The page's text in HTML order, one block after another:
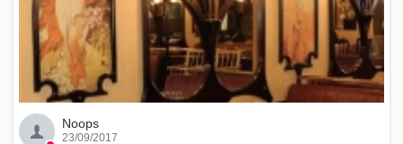
Noops
23/09/2017